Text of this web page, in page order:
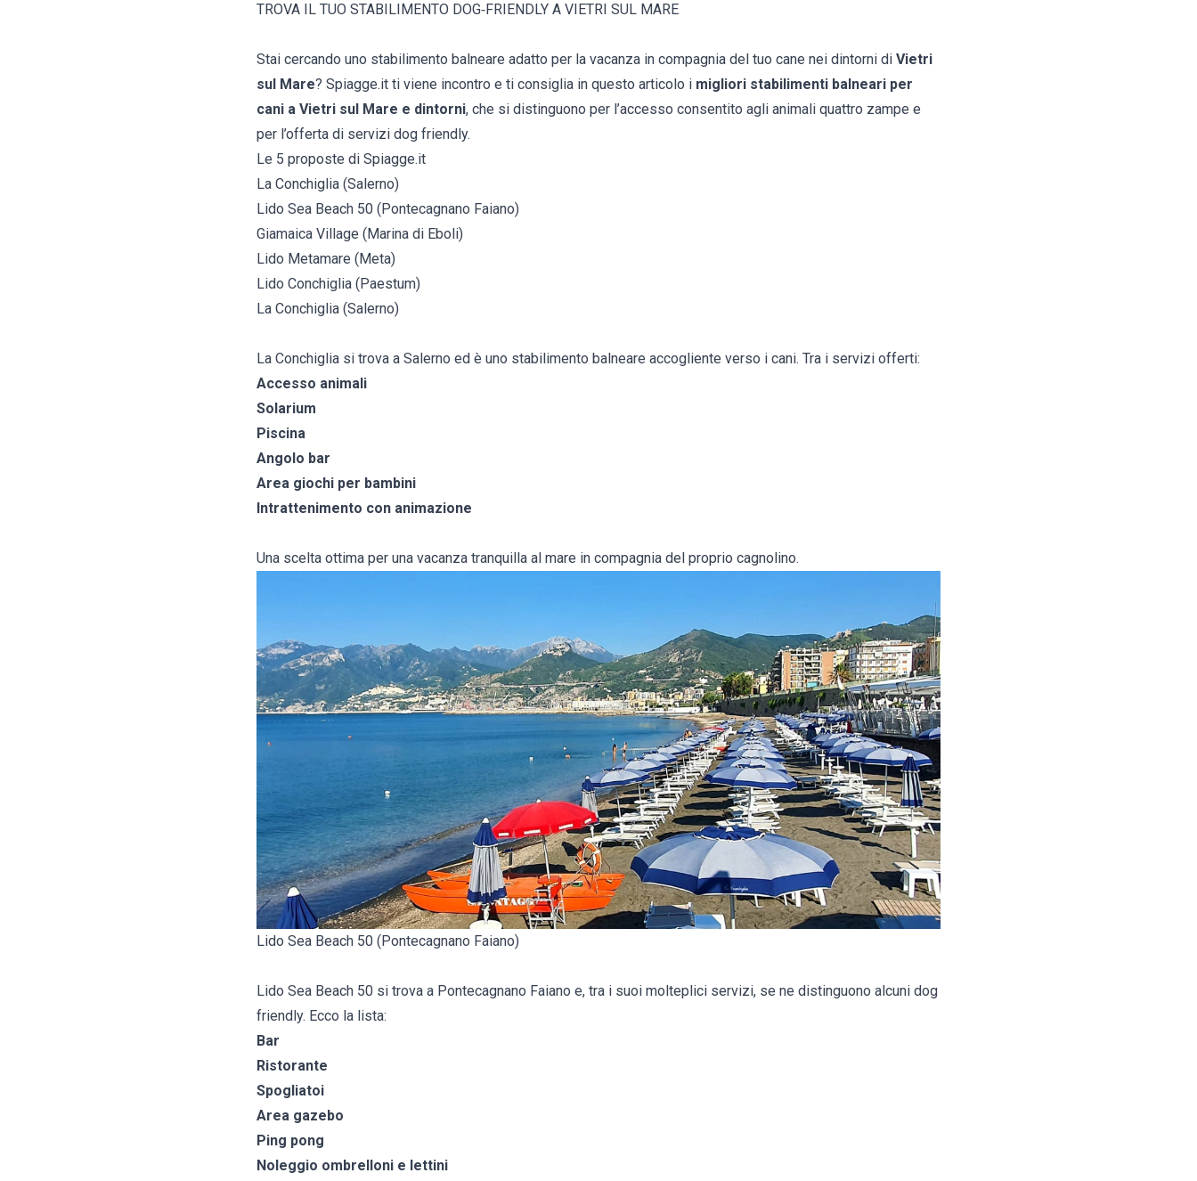
TROVA IL TUO STABILIMENTO DOG‑FRIENDLY A VIETRI SUL MARE
Stai cercando uno stabilimento balneare adatto per la vacanza in compagnia del tuo cane nei dintorni di Vietri
sul Mare? Spiagge.it ti viene incontro e ti consiglia in questo articolo i migliori stabilimenti balneari per
cani a Vietri sul Mare e dintorni, che si distinguono per l’accesso consentito agli animali quattro zampe e
per l’offerta di servizi dog friendly.
Le 5 proposte di Spiagge.it
La Conchiglia (Salerno)
Lido Sea Beach 50 (Pontecagnano Faiano)
Giamaica Village (Marina di Eboli)
Lido Metamare (Meta)
Lido Conchiglia (Paestum)
La Conchiglia (Salerno)
La Conchiglia si trova a Salerno ed è uno stabilimento balneare accogliente verso i cani. Tra i servizi offerti:
Accesso animali
Solarium
Piscina
Angolo bar
Area giochi per bambini
Intrattenimento con animazione
Una scelta ottima per una vacanza tranquilla al mare in compagnia del proprio cagnolino.
Lido Sea Beach 50 (Pontecagnano Faiano)
Lido Sea Beach 50 si trova a Pontecagnano Faiano e, tra i suoi molteplici servizi, se ne distinguono alcuni dog
friendly. Ecco la lista:
Bar
Ristorante
Spogliatoi
Area gazebo
Ping pong
Noleggio ombrelloni e lettini